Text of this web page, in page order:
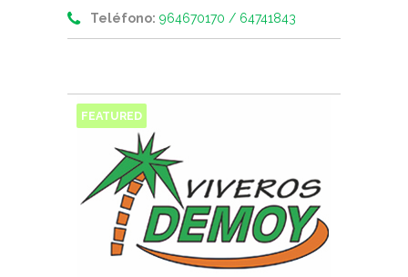
Teléfono: 964670170 / 64741843
FEATURED